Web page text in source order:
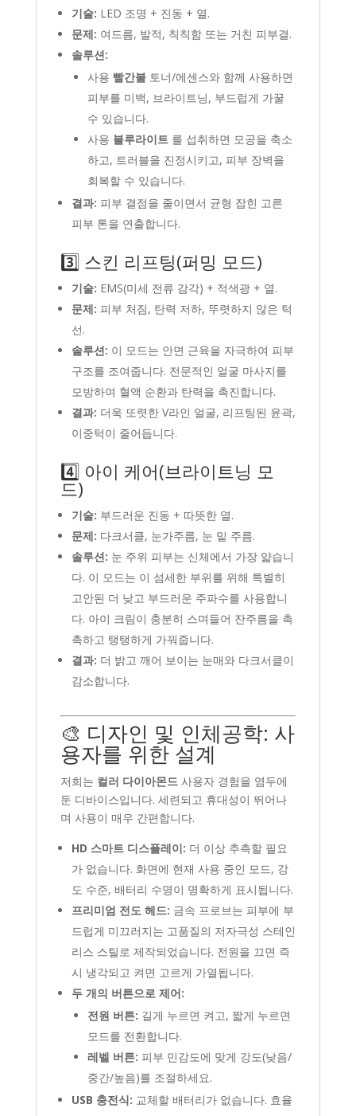
기술: LED 조명 + 진동 + 열.
문제: 여드름, 발적, 칙칙함 또는 거친 피부결.
솔루션:
사용 빨간불토너/에센스와 함께 사용하면
피부를 미백, 브라이트닝, 부드럽게 가꿀
수 있습니다.
사용 블루라이트를 섭취하면 모공을 축소
하고, 트러블을 진정시키고, 피부 장벽을
회복할 수 있습니다.
결과: 피부 결점을 줄이면서 균형 잡힌 고른
피부 톤을 연출합니다.
3️⃣ 스킨 리프팅(퍼밍 모드)
기술: EMS(미세 전류 감각) + 적색광 + 열.
문제: 피부 처짐, 탄력 저하, 뚜렷하지 않은 턱
선.
솔루션: 이 모드는 안면 근육을 자극하여 피부
구조를 조여줍니다. 전문적인 얼굴 마사지를
모방하여 혈액 순환과 탄력을 촉진합니다.
결과: 더욱 또렷한 V라인 얼굴, 리프팅된 윤곽,
이중턱이 줄어듭니다.
4️⃣ 아이 케어(브라이트닝 모
드)
기술: 부드러운 진동 + 따뜻한 열.
문제: 다크서클, 눈가주름, 눈 밑 주름.
솔루션: 눈 주위 피부는 신체에서 가장 얇습니
다. 이 모드는 이 섬세한 부위를 위해 특별히
고안된 더 낮고 부드러운 주파수를 사용합니
다. 아이 크림이 충분히 스며들어 잔주름을 촉
촉하고 탱탱하게 가꿔줍니다.
결과: 더 밝고 깨어 보이는 눈매와 다크서클이
감소합니다.
🎨 디자인 및 인체공학: 사
용자를 위한 설계
저희는 컬러 다이아몬드사용자 경험을 염두에
둔 디바이스입니다. 세련되고 휴대성이 뛰어나
며 사용이 매우 간편합니다.
HD 스마트 디스플레이: 더 이상 추측할 필요
가 없습니다. 화면에 현재 사용 중인 모드, 강
도 수준, 배터리 수명이 명확하게 표시됩니다.
프리미엄 전도 헤드: 금속 프로브는 피부에 부
드럽게 미끄러지는 고품질의 저자극성 스테인
리스 스틸로 제작되었습니다. 전원을 끄면 즉
시 냉각되고 켜면 고르게 가열됩니다.
두 개의 버튼으로 제어:
전원 버튼: 길게 누르면 켜고, 짧게 누르면
모드를 전환합니다.
레벨 버튼: 피부 민감도에 맞게 강도(낮음/
중간/높음)를 조절하세요.
USB 충전식: 교체할 배터리가 없습니다. 효율